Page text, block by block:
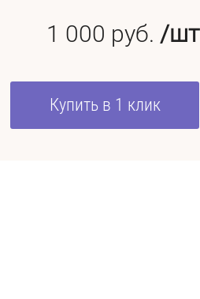
1 000 руб. /шт
Купить в 1 клик